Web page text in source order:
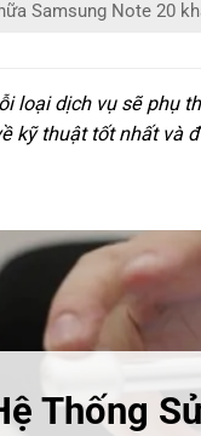
Samsung Note 20
loại dịch vụ sẽ phụ
kỹ thuật tốt nhất và
Thống